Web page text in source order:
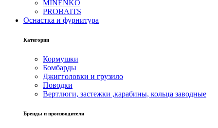
MINENKO
PROBAITS
Оснастка и фурнитура
Категории
Кормушки
Бомбарды
Джигголовки и грузило
Поводки
Вертлюги, застежки ,карабины, кольца заводные
Бренды и производители